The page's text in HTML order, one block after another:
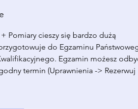
Pomiary cieszy się bardzo dużą
do Egzaminu
Egzamin możesz
termin (Uprawnienia -> Rezerwuj